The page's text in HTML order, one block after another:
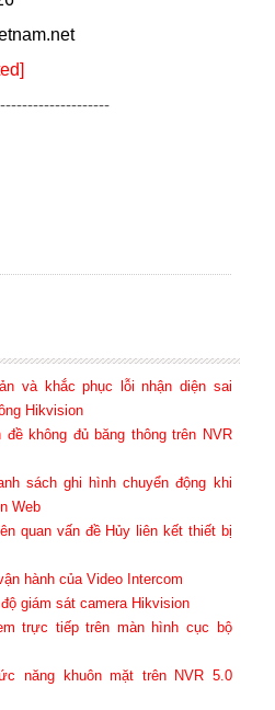
và khắc phục lỗi nhận diện sai
Hikvision
không đủ băng thông trên NVR
sách ghi hình chuyển động khi
Web
quan vấn đề Hủy liên kết thiết bị
hành của Video Intercom
giám sát camera Hikvision
trực tiếp trên màn hình cục bộ
năng khuôn mặt trên NVR 5.0